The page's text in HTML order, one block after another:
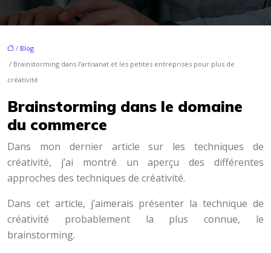
/ Blog
/ Brainstorming dans l’artisanat et les petites entreprises pour plus de
créativité
Brainstorming dans le domaine
du commerce
Dans mon dernier article sur les techniques de
créativité, j’ai montré un aperçu des différentes
approches des techniques de créativité.
Dans cet article, j’aimerais présenter la technique de
créativité probablement la plus connue, le
brainstorming.